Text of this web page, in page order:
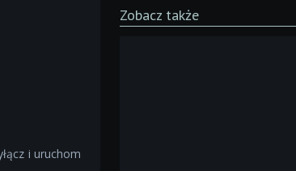
i uruchom
Zobacz także